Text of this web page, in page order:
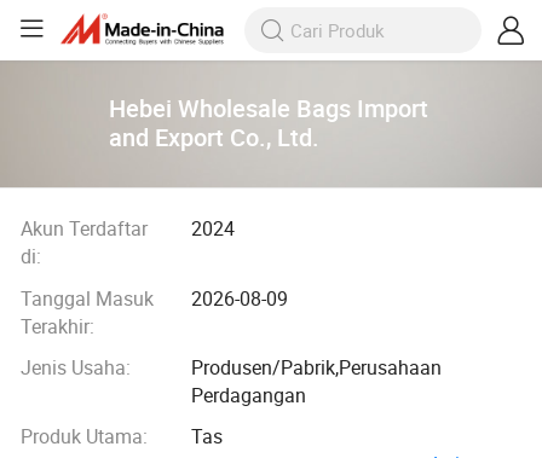
Hebei Wholesale Bags Import
and Export Co., Ltd.
Akun Terdaftar
di:
2024
Tanggal Masuk
Terakhir:
2026-08-09
Jenis Usaha:
Produsen/Pabrik,Perusahaan
Perdagangan
Produk Utama:
Tas